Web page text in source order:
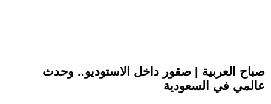
صباح العربية | صقور داخل الاستوديو.. وحدث
عالمي في السعودية